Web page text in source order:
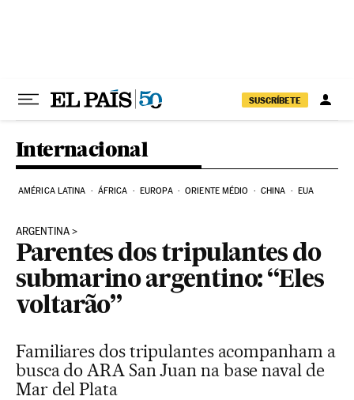
SUSCRÍBETE
Internacional
AMÉRICA LATINA ÁFRICA EUROPA ORIENTE MÉDIO CHINA EUA
ARGENTINA
Parentes dos tripulantes do
submarino argentino: “Eles
voltarão”
Familiares dos tripulantes acompanham a
busca do ARA San Juan na base naval de
Mar del Plata